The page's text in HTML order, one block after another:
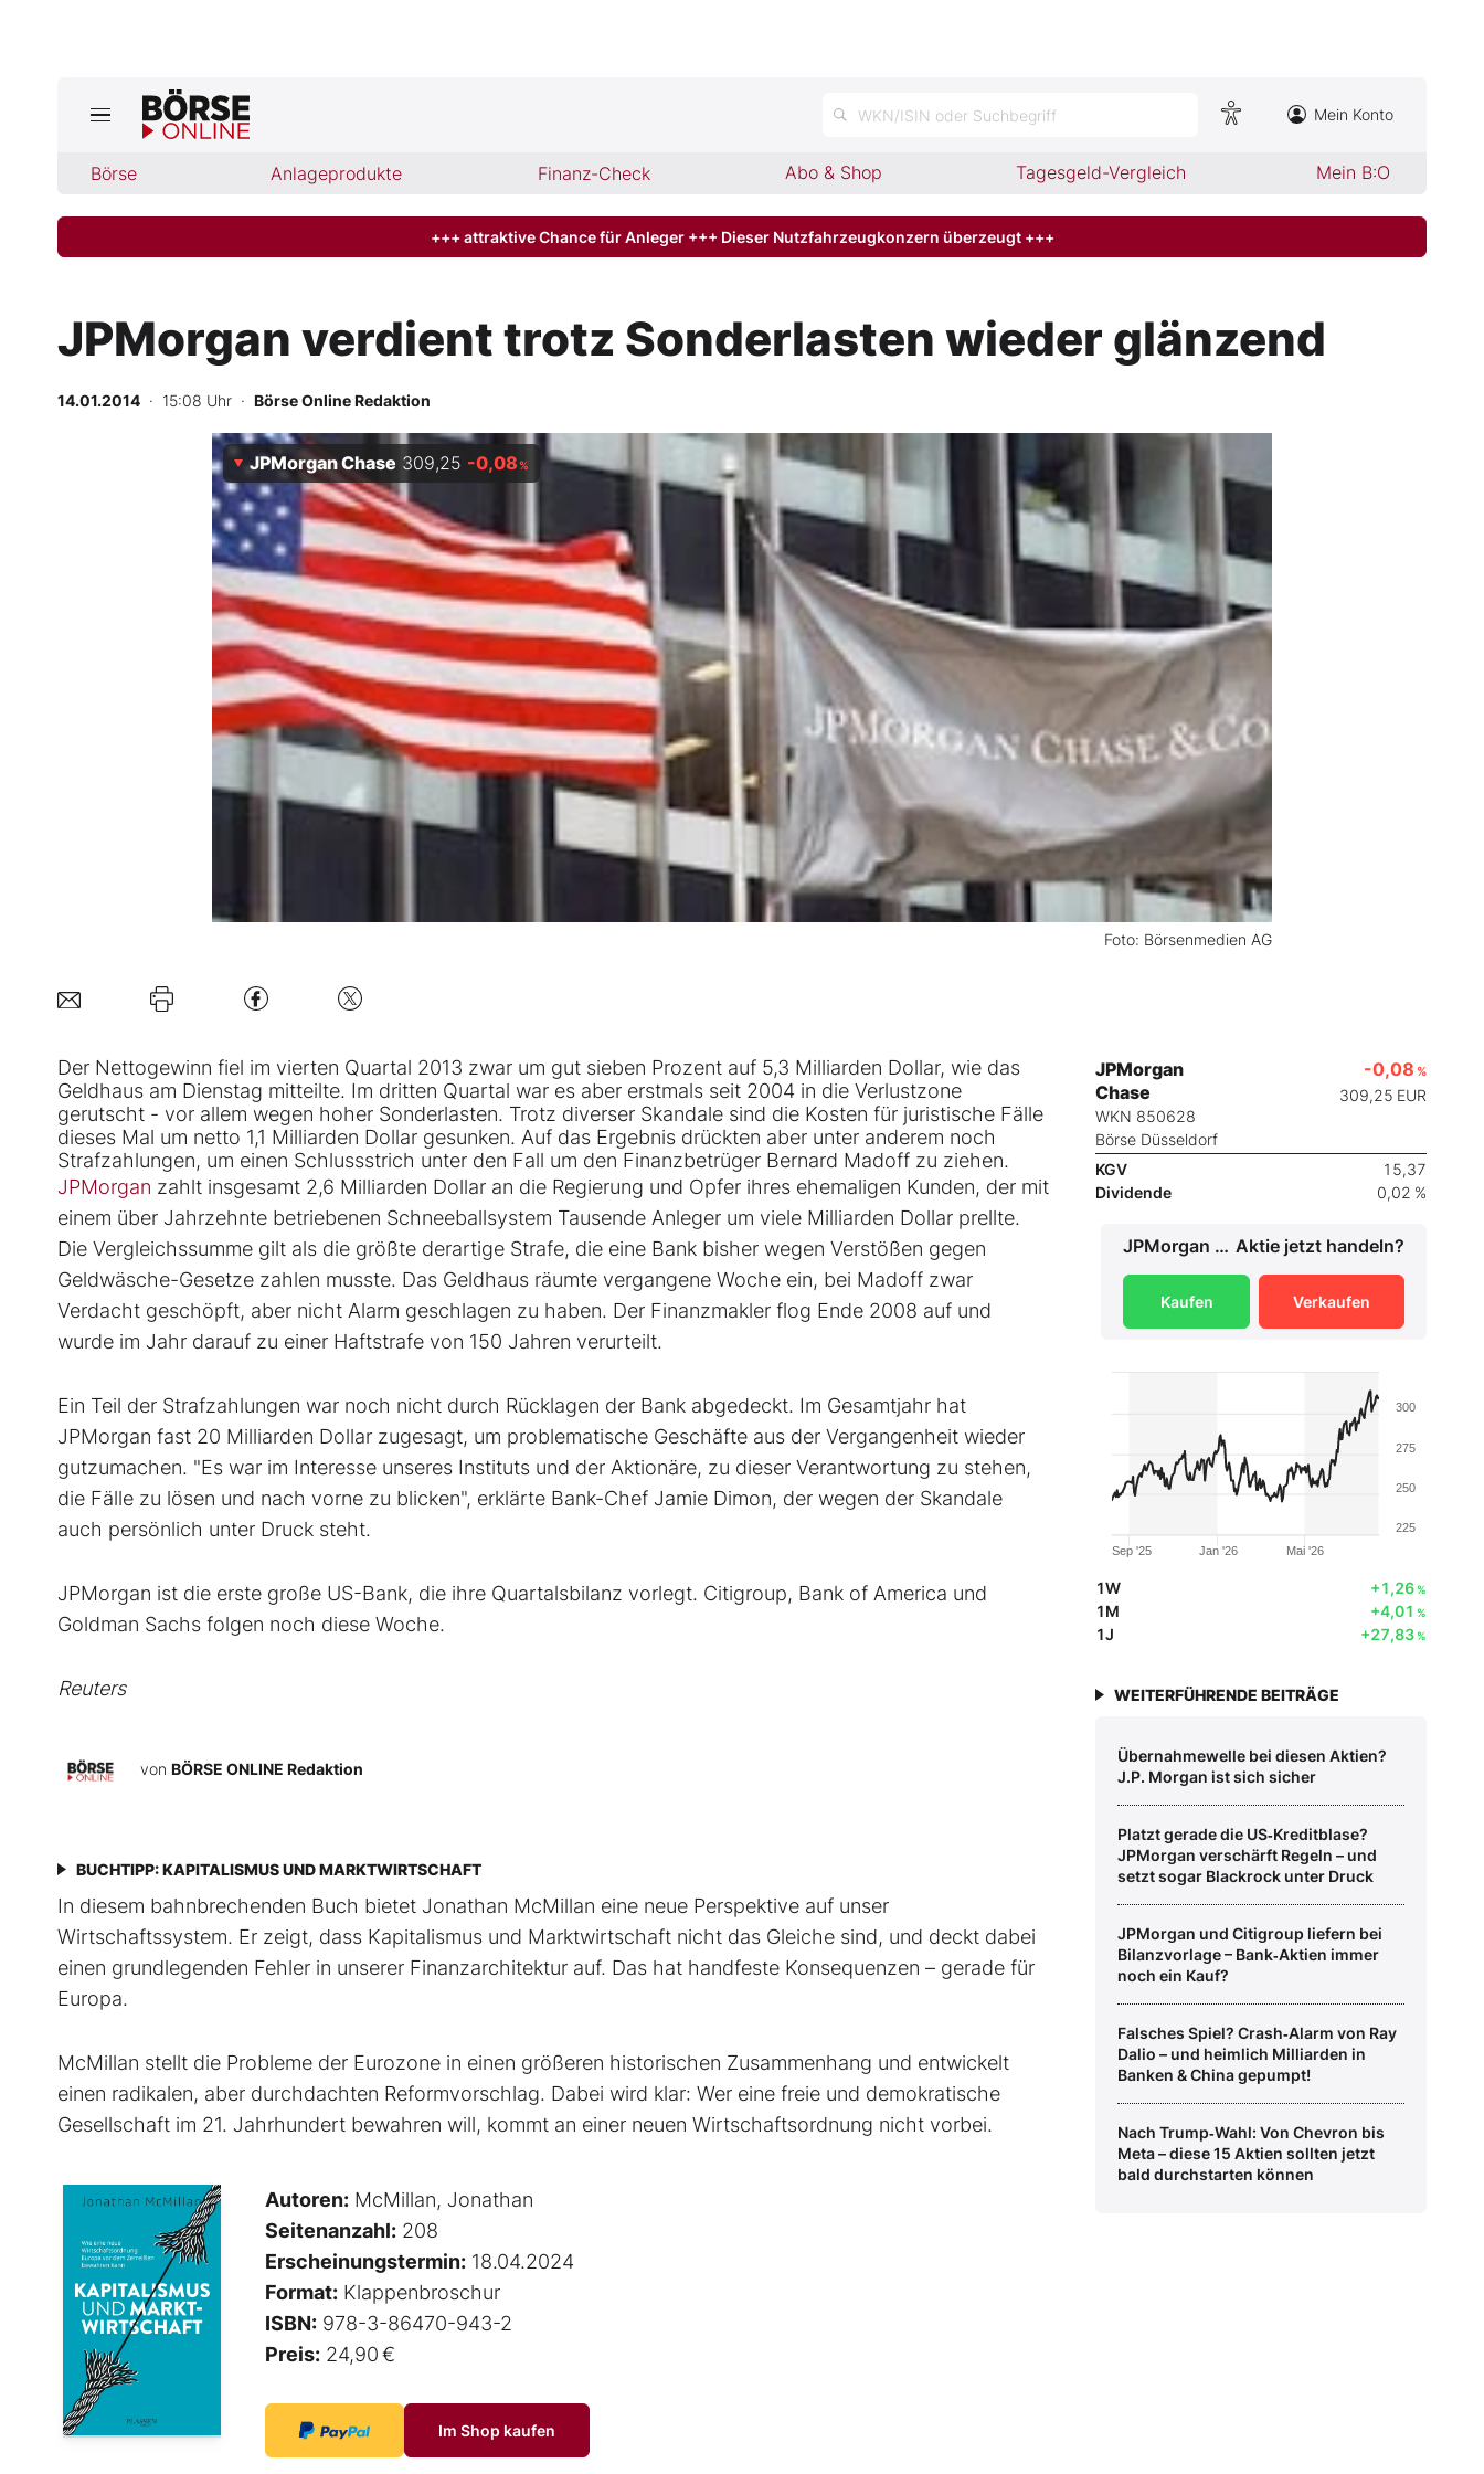
WKN/ISIN oder Suchbegriff Mein Konto
Börse Anlageprodukte Finanz-Check Abo & Shop Tagesgeld-Vergleich Mein B:O
Jetzt aktuelle Ausgabe BÖRSE ONLINE lesen
Finanz-Check
Abo & Shop
BO-Musterdepots
Experten
Mein B:O
Mein Konto
Folgen Sie uns
+++ attraktive Chance für Anleger +++ Dieser Nutzfahrzeugkonzern überzeugt +++
JPMorgan verdient trotz Sonderlasten wieder glänzend
14.01.2014 · 15:08 Uhr · Börse Online Redaktion
Foto: Börsenmedien AG
JPMorgan Chase 309,25 -0,08%
Der Nettogewinn fiel im vierten Quartal 2013 zwar um gut sieben Prozent auf 5,3 Milliarden Dollar, wie das
Geldhaus am Dienstag mitteilte. Im dritten Quartal war es aber erstmals seit 2004 in die Verlustzone
gerutscht - vor allem wegen hoher Sonderlasten. Trotz diverser Skandale sind die Kosten für juristische Fälle
dieses Mal um netto 1,1 Milliarden Dollar gesunken. Auf das Ergebnis drückten aber unter anderem noch
Strafzahlungen, um einen Schlussstrich unter den Fall um den Finanzbetrüger Bernard Madoff zu ziehen.
JPMorgan zahlt insgesamt 2,6 Milliarden Dollar an die Regierung und Opfer ihres ehemaligen Kunden, der mit
einem über Jahrzehnte betriebenen Schneeballsystem Tausende Anleger um viele Milliarden Dollar prellte.
Die Vergleichssumme gilt als die größte derartige Strafe, die eine Bank bisher wegen Verstößen gegen
Geldwäsche-Gesetze zahlen musste. Das Geldhaus räumte vergangene Woche ein, bei Madoff zwar
Verdacht geschöpft, aber nicht Alarm geschlagen zu haben. Der Finanzmakler flog Ende 2008 auf und
wurde im Jahr darauf zu einer Haftstrafe von 150 Jahren verurteilt.
Ein Teil der Strafzahlungen war noch nicht durch Rücklagen der Bank abgedeckt. Im Gesamtjahr hat
JPMorgan fast 20 Milliarden Dollar zugesagt, um problematische Geschäfte aus der Vergangenheit wieder
gutzumachen. "Es war im Interesse unseres Instituts und der Aktionäre, zu dieser Verantwortung zu stehen,
die Fälle zu lösen und nach vorne zu blicken", erklärte Bank-Chef Jamie Dimon, der wegen der Skandale
auch persönlich unter Druck steht.
JPMorgan ist die erste große US-Bank, die ihre Quartalsbilanz vorlegt. Citigroup, Bank of America und
Goldman Sachs folgen noch diese Woche.
Reuters
von BÖRSE ONLINE Redaktion
BUCHTIPP: KAPITALISMUS UND MARKTWIRTSCHAFT
In diesem bahnbrechenden Buch bietet Jonathan McMillan eine neue Perspektive auf unser
Wirtschaftssystem. Er zeigt, dass Kapitalismus und Marktwirtschaft nicht das Gleiche sind, und deckt dabei
einen grundlegenden Fehler in unserer Finanzarchitektur auf. Das hat handfeste Konsequenzen – gerade für
Europa.
McMillan stellt die Probleme der Eurozone in einen größeren historischen Zusammenhang und entwickelt
einen radikalen, aber durchdachten Reformvorschlag. Dabei wird klar: Wer eine freie und demokratische
Gesellschaft im 21. Jahrhundert bewahren will, kommt an einer neuen Wirtschaftsordnung nicht vorbei.
Autoren: McMillan, Jonathan
Seitenanzahl: 208
Erscheinungstermin: 18.04.2024
Format: Klappenbroschur
ISBN: 978-3-86470-943-2
Preis: 24,90 €
Im Shop kaufen
JPMorgan
Chase
WKN 850628
Börse Düsseldorf
-0,08 %
309,25 EUR
KGV
15,37
Dividende
0,02 %
JPMorgan Chase Aktie jetzt handeln?
Kaufen Verkaufen
Jan '26
Sep '25 Mai '26
225
250
275
300
1W +1,26%
1M +4,01 %
1J +27,83%
WEITERFÜHRENDE BEITRÄGE
Übernahmewelle bei diesen Aktien?
J.P. Morgan ist sich sicher
Platzt gerade die US‑Kreditblase?
JPMorgan verschärft Regeln – und
setzt sogar Blackrock unter Druck
JPMorgan und Citigroup liefern bei
Bilanzvorlage – Bank‑Aktien immer
noch ein Kauf?
Falsches Spiel? Crash‑Alarm von Ray
Dalio – und heimlich Milliarden in
Banken & China gepumpt!
Nach Trump‑Wahl: Von Chevron bis
Meta – diese 15 Aktien sollten jetzt
bald durchstarten können